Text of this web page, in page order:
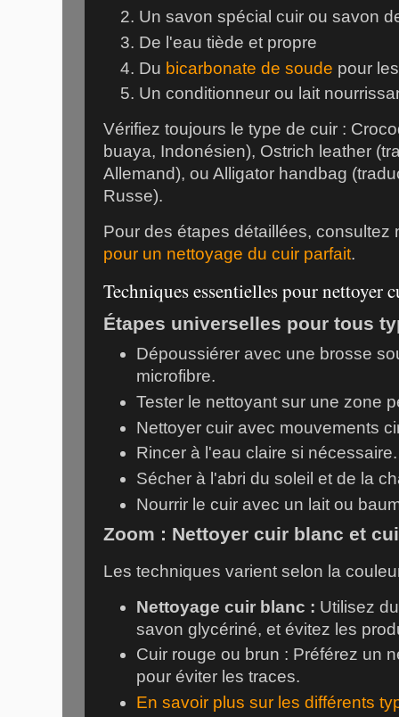
Un savon spécial cuir ou savon
De l'eau tiède et propre
Du bicarbonate de soude pour
Un conditionneur ou lait
Vérifiez toujours le type de cuir :
buaya, Indonésien), Ostrich leather
Allemand), ou Alligator handbag
Russe).
Pour des étapes détaillées, consultez
pour un nettoyage du cuir parfait.
Techniques essentielles pour nettoyer
Étapes universelles pour tous
Dépoussiérer avec une brosse
microfibre.
Tester le nettoyant sur une zone
Nettoyer cuir avec mouvements
Rincer à l'eau claire si nécessaire.
Sécher à l'abri du soleil et de la
Nourrir le cuir avec un lait ou
Zoom : Nettoyer cuir blanc et
Les techniques varient selon la
Nettoyage cuir blanc : Utilisez
savon glycériné, et évitez les
Cuir rouge ou brun : Préférez un
pour éviter les traces.
En savoir plus sur les différents